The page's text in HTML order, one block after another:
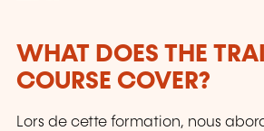
WHAT DOES THE
COURSE COVER?
Lors de cette formation, nous